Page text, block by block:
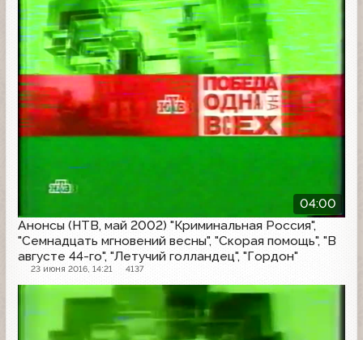
04:00
Анонсы (НТВ, май 2002) "Криминальная Россия",
"Семнадцать мгновений весны", "Скорая помощь", "В
августе 44-го", "Летучий голландец", "Гордон"
23 июня 2016, 14:21 4137